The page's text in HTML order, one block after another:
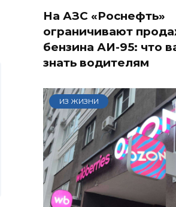
На АЗС «Роснефть»
ограничивают
бензина АИ-95: что
знать водителям
ИЗ ЖИЗНИ